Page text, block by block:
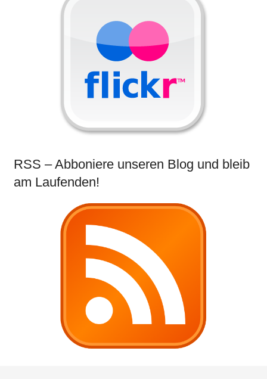
RSS – Abboniere unseren Blog und bleib
am Laufenden!